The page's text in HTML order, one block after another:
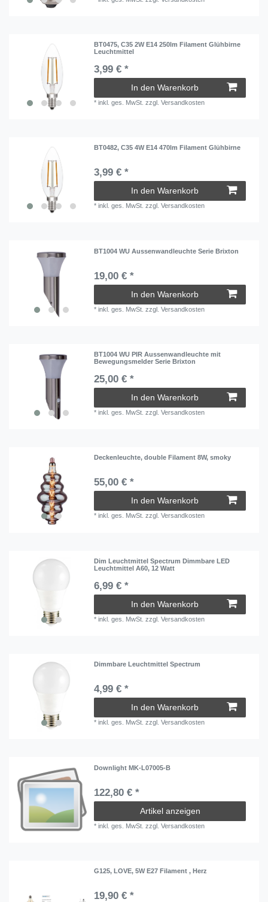
BT0475, C35 2W E14 250lm Filament Glühbirne
Leuchtmittel
3,99 € *
In den Warenkorb
*inkl. ges. MwSt. zzgl.Versandkosten
BT0482, C35 4W E14 470lm Filament Glühbirne
3,99 € *
In den Warenkorb
*inkl. ges. MwSt. zzgl.Versandkosten
BT1004 WU Aussenwandleuchte Serie Brixton
19,00 € *
In den Warenkorb
*inkl. ges. MwSt. zzgl.Versandkosten
BT1004 WU PIR Aussenwandleuchte mit
Bewegungsmelder Serie Brixton
25,00 € *
In den Warenkorb
*inkl. ges. MwSt. zzgl.Versandkosten
Deckenleuchte, double Filament 8W, smoky
55,00 € *
In den Warenkorb
*inkl. ges. MwSt. zzgl.Versandkosten
Dim Leuchtmittel Spectrum Dimmbare LED
Leuchtmittel A60, 12 Watt
6,99 € *
In den Warenkorb
*inkl. ges. MwSt. zzgl.Versandkosten
Dimmbare Leuchtmittel Spectrum
4,99 € *
In den Warenkorb
*inkl. ges. MwSt. zzgl.Versandkosten
Downlight MK-L07005-B
122,80 € *
Artikel anzeigen
*inkl. ges. MwSt. zzgl.Versandkosten
G125, LOVE, 5W E27 Filament , Herz
19,90 € *